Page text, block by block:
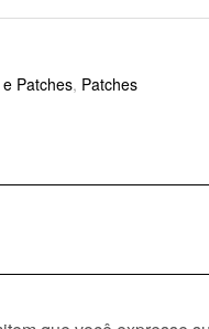
Patches, Patches